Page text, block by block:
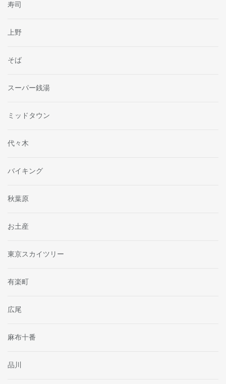
寿司
上野
そば
スーパー銭湯
ミッドタウン
代々木
バイキング
秋葉原
お土産
東京スカイツリー
有楽町
広尾
麻布十番
品川